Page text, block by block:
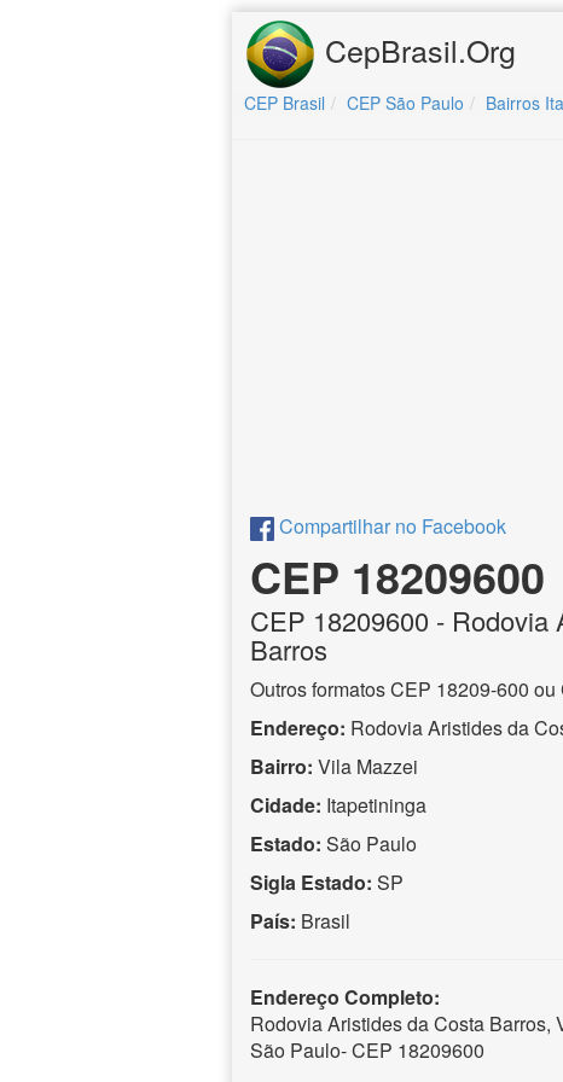
CepBrasil.Org
CEP Brasil CEP São Paulo Bairros
Compartilhar no Facebook
CEP 18209600
CEP 18209600 - Rodovia
Barros
Outros formatos CEP 18209-600
Endereço: Rodovia Aristides da
Bairro: Vila Mazzei
Cidade: Itapetininga
Estado: São Paulo
Sigla Estado: SP
País: Brasil
Endereço Completo:
Rodovia Aristides da Costa Barros,
São Paulo- CEP 18209600